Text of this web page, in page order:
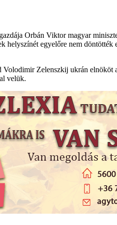
Orbán Viktor magyar
helyszínét egyelőre nem
Zelenszkij ukrán
velük.